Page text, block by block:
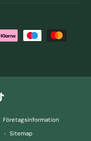
Företagsinformation
Sitemap